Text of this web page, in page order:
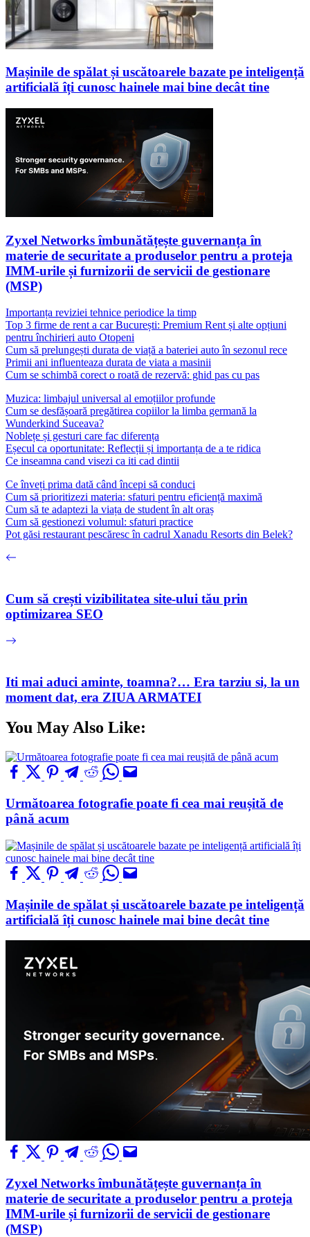
Mașinile de spălat și uscătoarele bazate pe inteligență
artificială îți cunosc hainele mai bine decât tine
Zyxel Networks îmbunătățește guvernanța în
materie de securitate a produselor pentru a proteja
IMM-urile și furnizorii de servicii de gestionare
(MSP)
Importanța reviziei tehnice periodice la timp
Top 3 firme de rent a car București: Premium Rent și alte opțiuni
pentru închirieri auto Otopeni
Cum să prelungești durata de viață a bateriei auto în sezonul rece
Primii ani influenteaza durata de viata a masinii
Cum se schimbă corect o roată de rezervă: ghid pas cu pas
Muzica: limbajul universal al emoțiilor profunde
Cum se desfășoară pregătirea copiilor la limba germană la
Wunderkind Suceava?
Noblețe și gesturi care fac diferența
Eșecul ca oportunitate: Reflecții și importanța de a te ridica
Ce inseamna cand visezi ca iti cad dintii
Ce înveți prima dată când începi să conduci
Cum să prioritizezi materia: sfaturi pentru eficiență maximă
Cum să te adaptezi la viața de student în alt oraș
Cum să gestionezi volumul: sfaturi practice
Pot găsi restaurant pescăresc în cadrul Xanadu Resorts din Belek?
Cum să crești vizibilitatea site-ului tău prin
optimizarea SEO
Iti mai aduci aminte, toamna?… Era tarziu si, la un
moment dat, era ZIUA ARMATEI
You May Also Like:
Următoarea fotografie poate fi cea mai reușită de
până acum
Mașinile de spălat și uscătoarele bazate pe inteligență
artificială îți cunosc hainele mai bine decât tine
Zyxel Networks îmbunătățește guvernanța în
materie de securitate a produselor pentru a proteja
IMM-urile și furnizorii de servicii de gestionare
(MSP)